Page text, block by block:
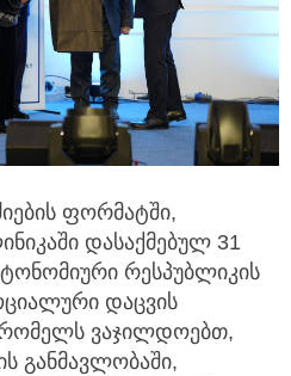
ფორმატში,
დასაქმებულ 31
რესპუბლიკის
დაცვის
ვაჯილდოებთ,
განმავლობაში,